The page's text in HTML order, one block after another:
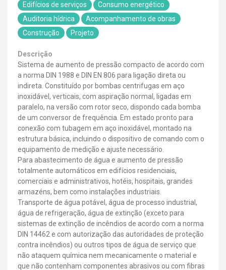
Edifícios de serviços
Consumo energético
Auditoria hídrica
Acompanhamento de obras
Construção
Projeto
Descrição
Sistema de aumento de pressão compacto de acordo com
a norma DIN 1988 e DIN EN 806 para ligação direta ou
indireta. Constituído por bombas centrifugas em aço
inoxidável, verticais, com aspiração normal, ligadas em
paralelo, na versão com rotor seco, dispondo cada bomba
de um conversor de frequência. Em estado pronto para
conexão com tubagem em aço inoxidável, montado na
estrutura básica, incluindo o dispositivo de comando com o
equipamento de medição e ajuste necessário.
Para abastecimento de água e aumento de pressão
totalmente automáticos em edifícios residenciais,
comerciais e administrativos, hotéis, hospitais, grandes
armazéns, bem como instalações industriais.
Transporte de água potável, água de processo industrial,
água de refrigeração, água de extinção (exceto para
sistemas de extinção de incêndios de acordo com a norma
DIN 14462 e com autorização das autoridades de proteção
contra incêndios) ou outros tipos de água de serviço que
não ataquem química nem mecanicamente o material e
que não contenham componentes abrasivos ou com fibras